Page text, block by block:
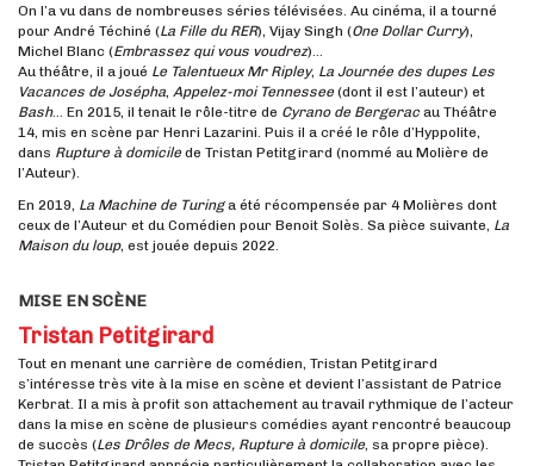
On l’a vu dans de nombreuses séries télévisées. Au cinéma, il a tourné
pour André Téchiné (La Fille du RER), Vijay Singh (One Dollar Curry),
Michel Blanc (Embrassez qui vous voudrez)…
Au théâtre, il a joué Le Talentueux Mr Ripley, La Journée des dupes Les
Vacances de Josépha, Appelez-moi Tennessee(dont il est l’auteur) et
Bash… En 2015, il tenait le rôle-titre de Cyrano de Bergerac au Théâtre
14, mis en scène par Henri Lazarini. Puis il a créé le rôle d’Hyppolite,
dans Rupture à domicilede Tristan Petitgirard (nommé au Molière de
l’Auteur).
En 2019, La Machine de Turinga été récompensée par 4 Molières dont
ceux de l’Auteur et du Comédien pour Benoit Solès. Sa pièce suivante, La
Maison du loup, est jouée depuis 2022.
MISE EN SCÈNE
Tristan Petitgirard
Tout en menant une carrière de comédien, Tristan Petitgirard
s’intéresse très vite à la mise en scène et devient l’assistant de Patrice
Kerbrat. Il a mis à profit son attachement au travail rythmique de l’acteur
dans la mise en scène de plusieurs comédies ayant rencontré beaucoup
de succès (Les Drôles de Mecs, Rupture à domicile, sa propre pièce).